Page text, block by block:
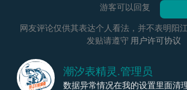
游客可以回复
网友评论仅供其表达个人看法，并不表明阳
发贴请遵守 用户许可协议
潮汐表精灵.管理员
数据异常情况在我的设置里面清